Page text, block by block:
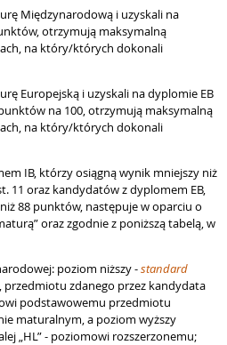
Międzynarodową i uzyskali na
otrzymują maksymalną
na który/których dokonali
Europejską i uzyskali na dyplomie EB
na 100, otrzymują maksymalną
na który/których dokonali
IB, którzy osiągną wynik mniejszy niż
11 oraz kandydatów z dyplomem EB,
88 punktów, następuje w oparciu o
oraz zgodnie z poniższą tabelą, w
poziom niższy -standard
przedmiotu zdanego przez kandydata
podstawowemu przedmiotu
maturalnym, a poziom wyższy
„HL” - poziomowi rozszerzonemu;